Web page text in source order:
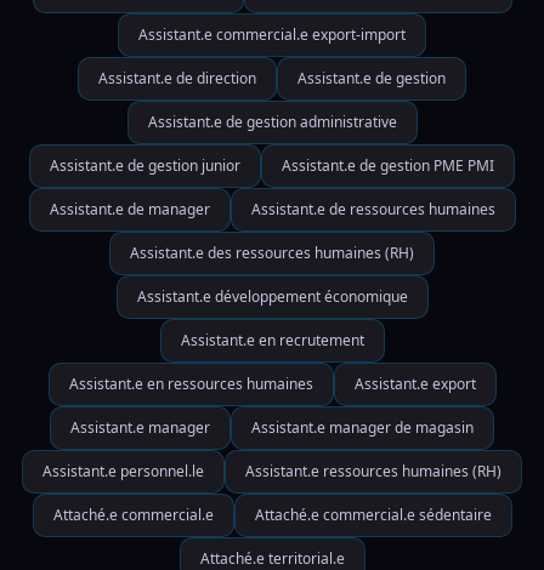
Assistant.e commercial.e export-import
Assistant.e de direction Assistant.e de gestion
Assistant.e de gestion administrative
Assistant.e de gestion junior Assistant.e de gestion PME PMI
Assistant.e de manager Assistant.e de ressources humaines
Assistant.e des ressources humaines (RH)
Assistant.e développement économique
Assistant.e en recrutement
Assistant.e en ressources humaines Assistant.e export
Assistant.e manager Assistant.e manager de magasin
Assistant.e personnel.le Assistant.e ressources humaines (RH)
Attaché.e commercial.e Attaché.e commercial.e sédentaire
Attaché.e territorial.e